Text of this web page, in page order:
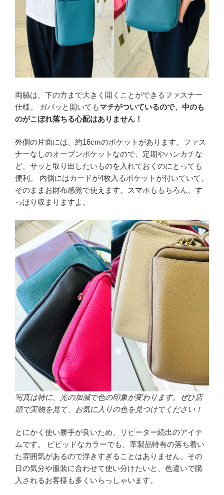
両脇は、下の方まで大きく開くことができるファスナー
仕様。 ガバッと開いてもマチがついているので、中のも
のがこぼれ落ちる心配はありません！
外側の片面には、約16cmのポケットがあります。ファス
ナーなしのオープンポケットなので、定期やハンカチな
ど、サッと取り出したいものを入れておくのにとっても
便利。 内側にはカードが4枚入るポケットが付いていて、
そのままお財布感覚で使えます。スマホももちろん、す
っぽり収まりますよ。
写真は特に、光の加減で色の印象が変わります。ぜひ店
頭で実物を見て、お気に入りの色を見つけてください！
とにかく使い勝手が良いため、リピーター続出のアイテ
ムです。 ビビッドなカラーでも、革製品特有の落ち着い
た雰囲気があるので浮きすぎることはありません。その
日の気分や服装に合わせて使い分けたいと、色違いで購
入されるお客様も多くいらっしゃいます。